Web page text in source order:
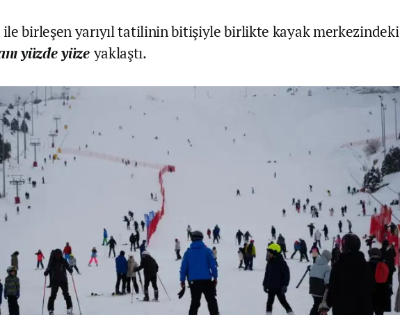
birleşen yarıyıl tatilinin bitişiyle birlikte kayak merkezindeki
yüzde yüzeyaklaştı.